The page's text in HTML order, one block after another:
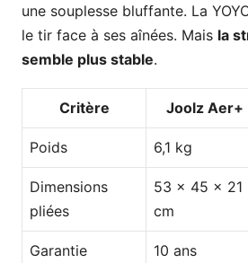
une souplesse bluffante. La
le tir face à ses aînées. Mais la
semble plus stable.
Critère Joolz Aer+
Poids 6,1 kg
Dimensions
pliées
53 x 45 x 21
cm
Garantie 10 ans